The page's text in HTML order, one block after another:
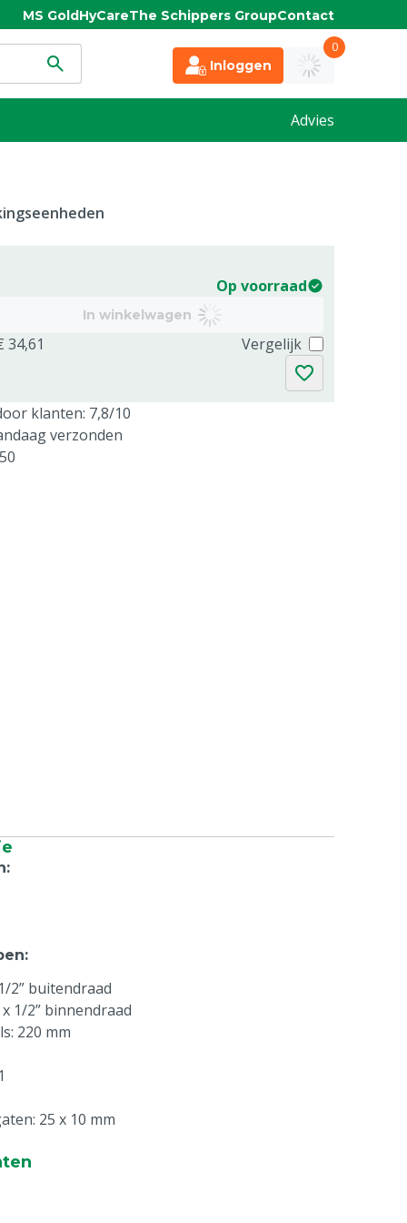
MS GoldHyCareThe Schippers GroupContact
Inloggen
0
Advies
Op voorraad
In winkelwagen
34,61 Vergelijk
klanten: 7,8/10
verzonden
:
:
2” buitendraad
1/2” binnendraad
220 mm
25 x 10 mm